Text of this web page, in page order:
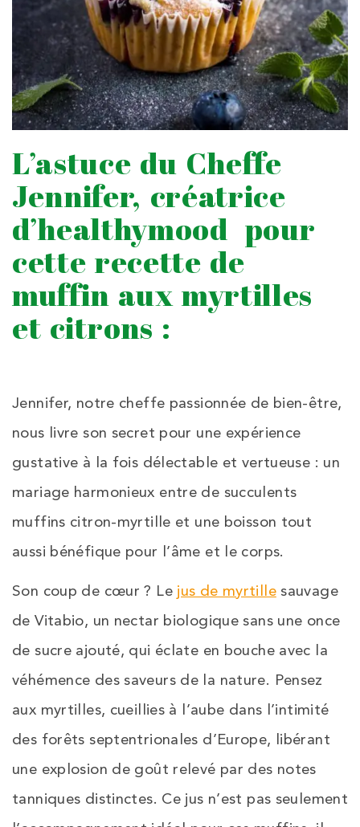
L’astuce du Cheffe
Jennifer, créatrice
d’healthymood pour
cette recette de
muffin aux myrtilles
et citrons :
Jennifer, notre cheffe passionnée de bien-être,
nous livre son secret pour une expérience
gustative à la fois délectable et vertueuse : un
mariage harmonieux entre de succulents
muffins citron-myrtille et une boisson tout
aussi bénéfique pour l’âme et le corps.
Son coup de cœur ? Le jus de myrtillesauvage
de Vitabio, un nectar biologique sans une once
de sucre ajouté, qui éclate en bouche avec la
véhémence des saveurs de la nature. Pensez
aux myrtilles, cueillies à l’aube dans l’intimité
des forêts septentrionales d’Europe, libérant
une explosion de goût relevé par des notes
tanniques distinctes. Ce jus n’est pas seulement